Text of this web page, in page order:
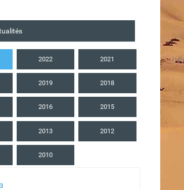
2022 2021
2019 2018
2016 2015
2013 2012
2010